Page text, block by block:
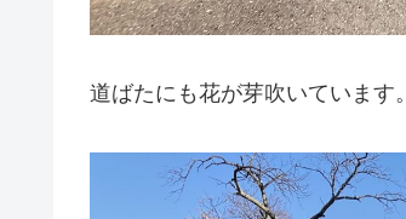
道ばたにも花が芽吹いています。